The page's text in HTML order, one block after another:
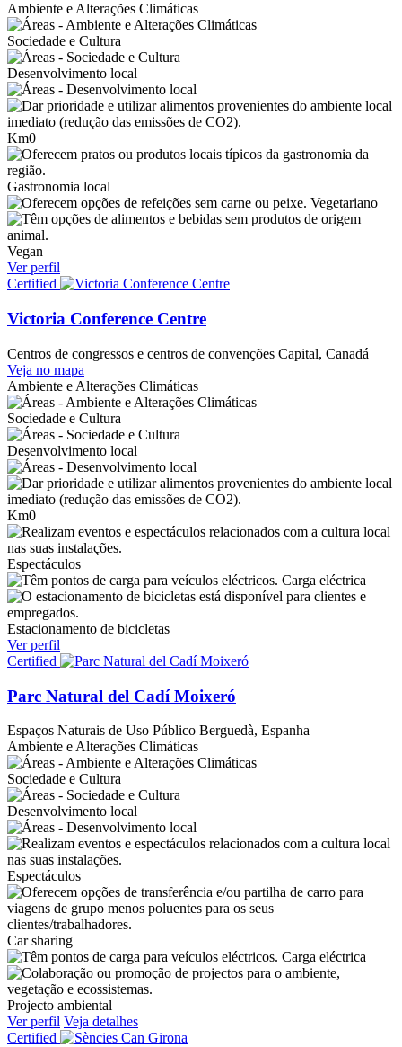
Ambiente e Alterações Climáticas
Sociedade e Cultura
Desenvolvimento local
Km0
Gastronomia local
Vegetariano
Vegan
Ver perfil
Certified
Victoria Conference Centre
Centros de congressos e centros de convenções Capital, Canadá
Veja no mapa
Ambiente e Alterações Climáticas
Sociedade e Cultura
Desenvolvimento local
Km0
Espectáculos
Carga eléctrica
Estacionamento de bicicletas
Ver perfil
Certified
Parc Natural del Cadí Moixeró
Espaços Naturais de Uso Público Berguedà, Espanha
Ambiente e Alterações Climáticas
Sociedade e Cultura
Desenvolvimento local
Espectáculos
Car sharing
Carga eléctrica
Projecto ambiental
Ver perfil Veja detalhes
Certified